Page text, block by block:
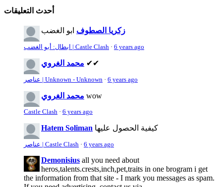
أحدث التعليقات
زكريا الصطوف ابو الغضب
ابطال: أبو الغضب | Castle Clash · 6 years ago
محمد الغروي ✔✔
عناصر | Unknown - Unknown · 6 years ago
محمد الغروي wow
Castle Clash · 6 years ago
Hatem Soliman كيفية الحصول عليها
عناصر | Castle Clash · 6 years ago
Demonisius all you need about
heros,talents.crests,inch,pet,traits in one brogram i get
the information from that site - I mark you messages as spam.